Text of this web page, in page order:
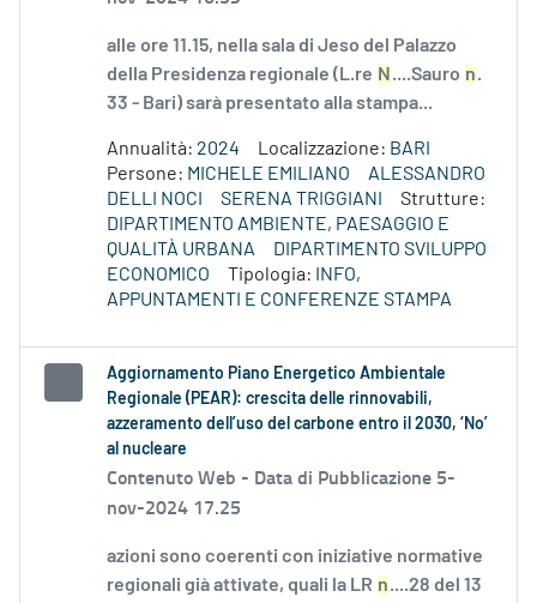
alle ore 11.15, nella sala di Jeso del Palazzo
della Presidenza regionale (L.re N ....Sauro n.
33 - Bari) sarà presentato alla stampa...
Annualità: 2024 Localizzazione: BARI
Persone: MICHELE EMILIANO
ALESSANDRO
DELLI NOCI
SERENA TRIGGIANI
Strutture:
DIPARTIMENTO AMBIENTE, PAESAGGIO E
QUALITÀ URBANA
DIPARTIMENTO SVILUPPO
ECONOMICO
Tipologia:
INFO,
APPUNTAMENTI E CONFERENZE STAMPA
Aggiornamento Piano Energetico Ambientale
Regionale (PEAR): crescita delle rinnovabili,
azzeramento dell’uso del carbone entro il 2030, ‘No’
al nucleare
Contenuto Web - Data di Pubblicazione 5-
nov-2024 17.25
azioni sono coerenti con iniziative normative
regionali già attivate, quali la LR n....28 del 13